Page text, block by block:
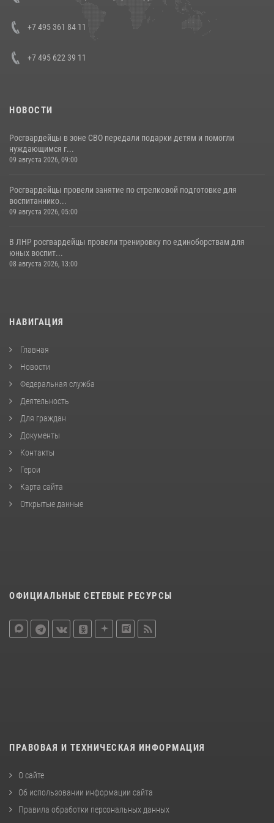
представителя Президента Российской Федерации в Северо-
Кавказском федеральном округе Виталием Кузнецовым
+7 495 361 84 11
+7 495 622 39 11
НОВОСТИ
Росгвардейцы в зоне СВО передали подарки детям и помогли
нуждающимся г...
09 августа 2026, 09:00
Росгвардейцы провели занятие по стрелковой подготовке для
воспитаннико...
09 августа 2026, 05:00
В ЛНР росгвардейцы провели тренировку по единоборствам для
юных воспит...
08 августа 2026, 13:00
НАВИГАЦИЯ
Главная
Новости
Федеральная служба
Деятельность
Для граждан
Документы
Контакты
Герои
Карта сайта
Открытые данные
ОФИЦИАЛЬНЫЕ СЕТЕВЫЕ РЕСУРСЫ
ПРАВОВАЯ И ТЕХНИЧЕСКАЯ ИНФОРМАЦИЯ
О сайте
Об использовании информации сайта
Правила обработки персональных данных